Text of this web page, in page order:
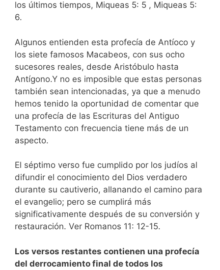
los últimos tiempos, Miqueas 5: 5 , Miqueas 5:
6.
Algunos entienden esta profecía de Antíoco y
los siete famosos Macabeos, con sus ocho
sucesores reales, desde Aristóbulo hasta
Antígono.Y no es imposible que estas personas
también sean intencionadas, ya que a menudo
hemos tenido la oportunidad de comentar que
una profecía de las Escrituras del Antiguo
Testamento con frecuencia tiene más de un
aspecto.
El séptimo verso fue cumplido por los judíos al
difundir el conocimiento del Dios verdadero
durante su cautiverio, allanando el camino para
el evangelio; pero se cumplirá más
significativamente después de su conversión y
restauración. Ver Romanos 11: 12-15.
Los versos restantes contienen una profecía
del derrocamiento final de todos los